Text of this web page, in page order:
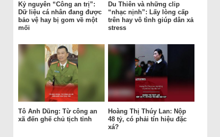
Kỷ nguyên “Công an trị”:
Dữ liệu cá nhân đang được
bảo vệ hay bị gom về một
mối
Du Thiên và những clip
“nhạc nịnh”: Lấy lòng cấp
trên hay vô tình giúp dân xả
stress
Tô Anh Dũng: Từ công an
xã đến ghế chủ tịch tỉnh
Hoàng Thị Thúy Lan: Nộp
48 tỷ, có phải tín hiệu đặc
xá?